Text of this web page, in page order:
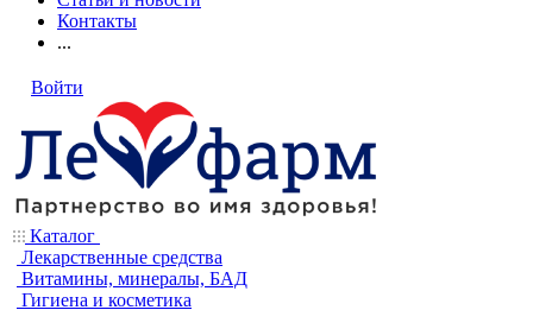
Контакты
...
Войти
Каталог
Лекарственные средства
Витамины, минералы, БАД
Гигиена и косметика